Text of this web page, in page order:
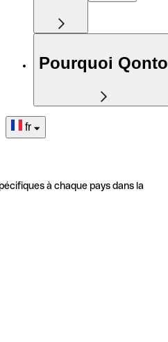
Pourquoi Qonto
fr
à chaque pays dans la